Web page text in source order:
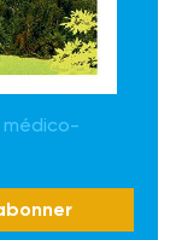
médico-